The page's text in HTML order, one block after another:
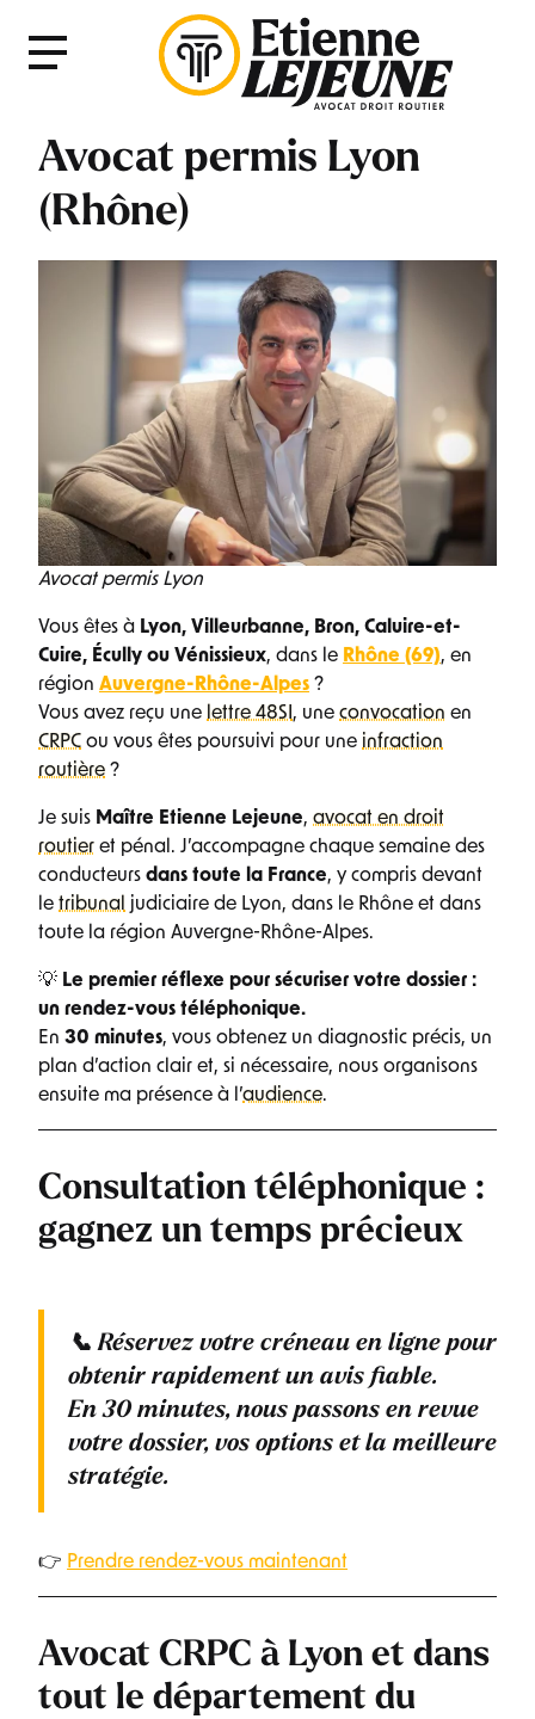
Menu
Avocat permis Lyon
(Rhône)
Avocat permis Lyon
Vous êtes à Lyon, Villeurbanne, Bron, Caluire-et-
Cuire, Écully ou Vénissieux, dans le Rhône (69), en
région Auvergne-Rhône-Alpes ?
Vous avez reçu une lettre 48SI , une convocation en
CRPC ou vous êtes poursuivi pour une infraction
routière ?
Je suis Maître Etienne Lejeune, avocat en droit
routier et pénal. J’accompagne chaque semaine des
conducteurs dans toute la France, y compris devant
le tribunal judiciaire de Lyon, dans le Rhône et dans
toute la région Auvergne-Rhône-Alpes.
💡 Le premier réflexe pour sécuriser votre dossier :
un rendez-vous téléphonique.
En 30 minutes, vous obtenez un diagnostic précis, un
plan d’action clair et, si nécessaire, nous organisons
ensuite ma présence à l’audience.
Consultation téléphonique :
gagnez un temps précieux
📞Réservez votre créneau en ligne pour
obtenir rapidement un avis fiable.
En30 minutes, nous passons en revue
votre dossier, vos options et la meilleure
stratégie.
👉 Prendre rendez-vous maintenant
Avocat CRPC à Lyon et dans
tout le département du
Fermer